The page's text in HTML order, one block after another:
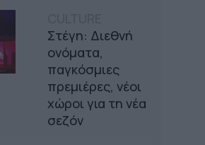
Στέγη: Διεθνή
ονόματα,
παγκόσμιες
πρεμιέρες, νέοι
χώροι για τη νέα
σεζόν